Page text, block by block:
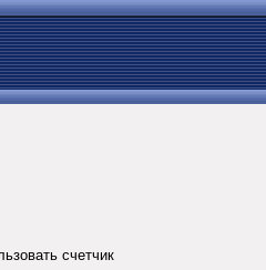
счетчик